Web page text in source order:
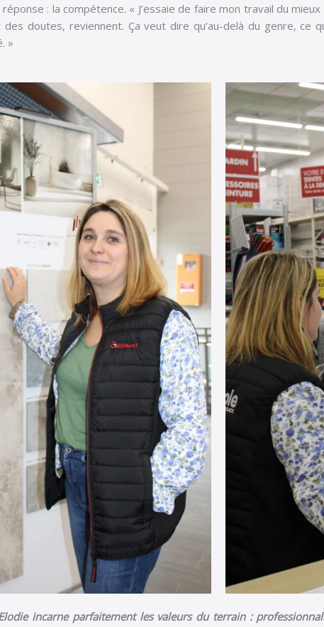
réponse : la compétence. « J’essaie de faire mon travail du
doutes, reviennent. Ça veut dire qu’au-delà du genre, ce
»
Elodie incarne parfaitement les valeurs du terrain :